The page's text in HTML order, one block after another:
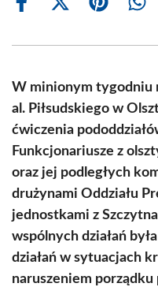
Share
Share
(Twitter)
Share
W minionym tygodniu
al. Piłsudskiego w
ćwiczenia
Funkcjonariusze z
oraz jej podległych
drużynami Oddziału
jednostkami z
wspólnych działań
działań w sytuacjach
naruszeniem